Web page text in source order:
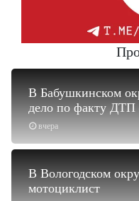
вчера
В Бабушкинском
дело по факту ДТП
В Вологодском
мотоциклист